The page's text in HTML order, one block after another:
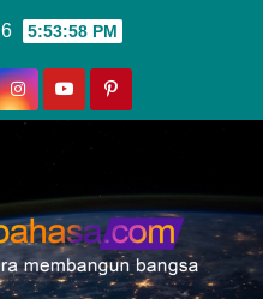
5:53:59 PM